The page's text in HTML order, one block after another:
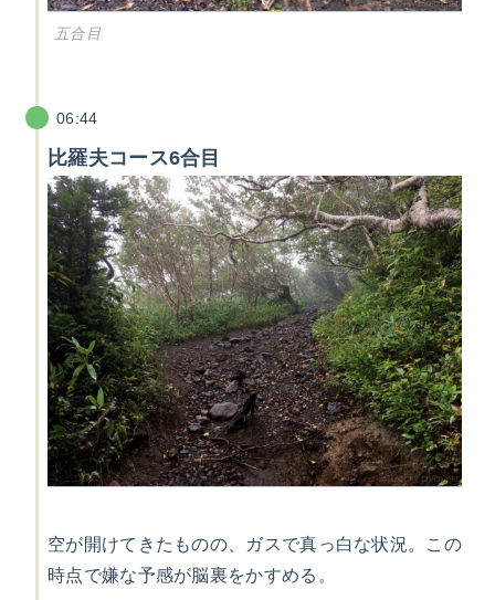
五合目
06:44
比羅夫コース6合目
空が開けてきたものの、ガスで真っ白な状況。この
時点で嫌な予感が脳裏をかすめる。